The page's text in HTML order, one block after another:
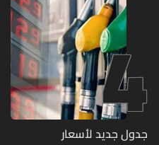
4
جدول جديد لأسعار